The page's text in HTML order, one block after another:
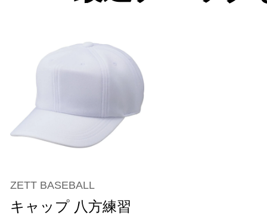
ZETT BASEBALL
キャップ 八方練習